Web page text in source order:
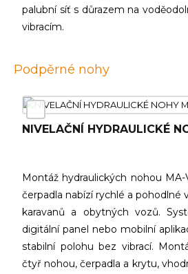
palubní síť s důrazem na
vibracím.
Podpěrné nohy
NIVELAČNÍ HYDRAULICKÉ
Montáž hydraulických nohou
čerpadla nabízí rychlé a pohodlné
karavanů a obytných vozů.
digitální panel nebo mobilní
stabilní polohu bez vibrací.
čtyř nohou, čerpadla a krytu,